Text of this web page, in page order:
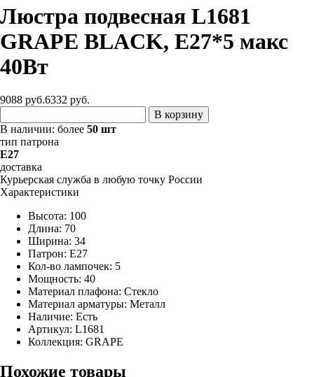
Люстра подвесная L1681
GRAPE BLACK, E27*5 макс
40Вт
9088 руб.6332 руб.
В корзину
В наличии: более 50 шт
тип патрона
E27
доставка
Курьерская служба в любую точку России
Характеристики
Высота: 100
Длина: 70
Ширина: 34
Патрон: E27
Кол-во лампочек: 5
Мощность: 40
Материал плафона: Стекло
Материал арматуры: Металл
Наличие: Есть
Артикул: L1681
Коллекция: GRAPE
Похожие товары